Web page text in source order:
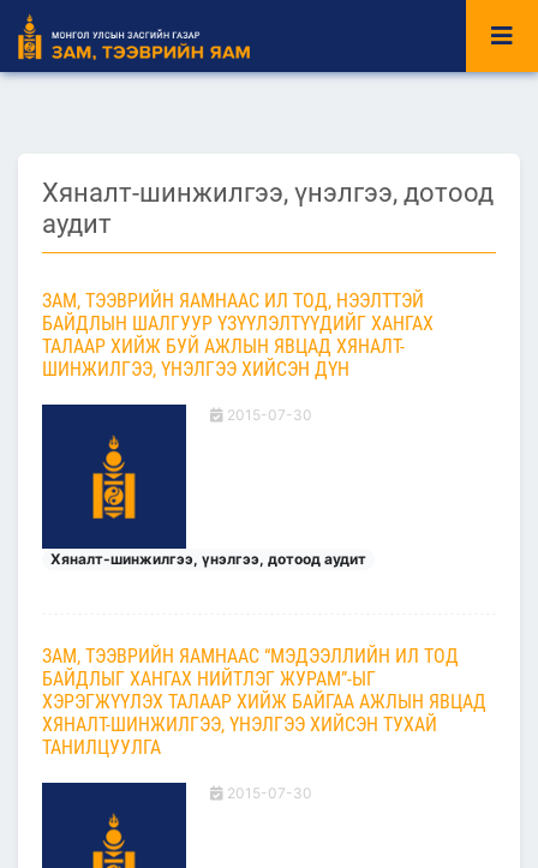
Хяналт-шинжилгээ, үнэлгээ, дотоод
аудит
ЗАМ, ТЭЭВРИЙН ЯАМНААС ИЛ ТОД, НЭЭЛТТЭЙ
БАЙДЛЫН ШАЛГУУР ҮЗҮҮЛЭЛТҮҮДИЙГ ХАНГАХ
ТАЛААР ХИЙЖ БУЙ АЖЛЫН ЯВЦАД ХЯНАЛТ-
ШИНЖИЛГЭЭ, ҮНЭЛГЭЭ ХИЙСЭН ДҮН
2015-07-30
Хяналт-шинжилгээ, үнэлгээ, дотоод аудит
ЗАМ, ТЭЭВРИЙН ЯАМНААС “МЭДЭЭЛЛИЙН ИЛ ТОД
БАЙДЛЫГ ХАНГАХ НИЙТЛЭГ ЖУРАМ”-ЫГ
ХЭРЭГЖҮҮЛЭХ ТАЛААР ХИЙЖ БАЙГАА АЖЛЫН ЯВЦАД
ХЯНАЛТ-ШИНЖИЛГЭЭ, ҮНЭЛГЭЭ ХИЙСЭН ТУХАЙ
ТАНИЛЦУУЛГА
2015-07-30